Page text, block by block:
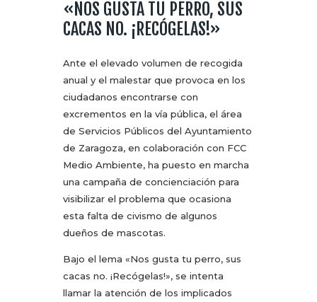
«NOS GUSTA TU PERRO, SUS
CACAS NO. ¡RECÓGELAS!»
Ante el elevado volumen de recogida
anual y el malestar que provoca en los
ciudadanos encontrarse con
excrementos en la vía pública, el área
de Servicios Públicos del Ayuntamiento
de Zaragoza, en colaboración con FCC
Medio Ambiente, ha puesto en marcha
una campaña de concienciación para
visibilizar el problema que ocasiona
esta falta de civismo de algunos
dueños de mascotas.
Bajo el lema «Nos gusta tu perro, sus
cacas no. ¡Recógelas!», se intenta
llamar la atención de los implicados